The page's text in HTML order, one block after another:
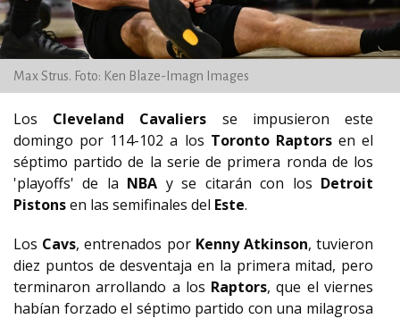
Max Strus. Foto: Ken Blaze-Imagn Images
Los Cleveland Cavaliers se impusieron este
domingo por 114-102 a los Toronto Raptorsen el
séptimo partido de la serie de primera ronda de los
'playoffs' de la NBA y se citarán con los Detroit
Pistonsen las semifinales del Este.
Los Cavs, entrenados por Kenny Atkinson, tuvieron
diez puntos de desventaja en la primera mitad, pero
terminaron arrollando a los Raptors, que el viernes
habían forzado el séptimo partido con una milagrosa